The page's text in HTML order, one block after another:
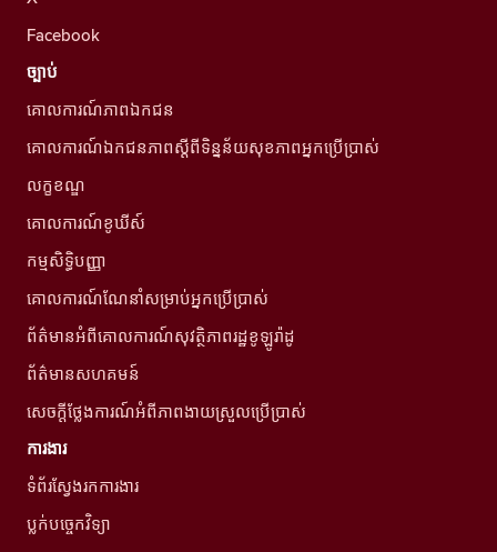
Facebook
ច្បាប់
គោលការណ៍ភាពឯកជន
គោលការណ៍ឯកជនភាពស្ដីពីទិន្នន័យសុខភាពអ្នកប្រើប្រាស់
លក្ខខណ្ឌ
គោលការណ៍ខូឃីស៍
កម្មសិទ្ធិបញ្ញា
គោលការណ៍ណែនាំសម្រាប់អ្នកប្រើប្រាស់
ព័ត៌មានអំពីគោលការណ៍សុវត្ថិភាពរដ្ឋខូឡូរ៉ាដូ
ព័ត៌មានសហគមន៍
សេចក្តីថ្លែងការណ៍អំពីភាពងាយស្រួលប្រើប្រាស់
ការងារ
ទំព័រស្វែងរកការងារ
ប្លក់បច្ចេកវិទ្យា